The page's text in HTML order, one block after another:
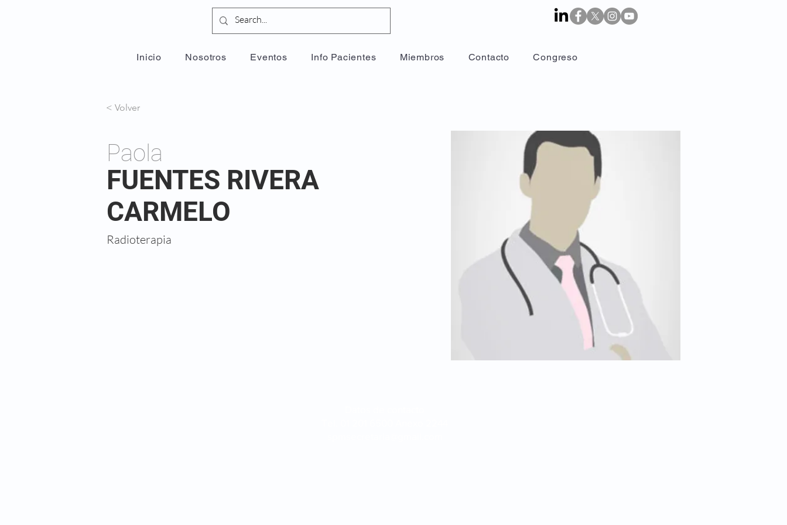
Inicio Nosotros Eventos Info Pacientes Miembros Contacto Congreso
FUENTES RIVERA
CARMELO
Paola
Radioterapia
< Volver